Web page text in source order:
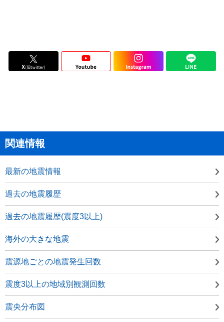
関連情報
最新の地震情報
過去の地震履歴
過去の地震履歴(震度3以上)
海外の大きな地震
震源地ごとの地震発生回数
震度3以上の地域別観測回数
震央分布図